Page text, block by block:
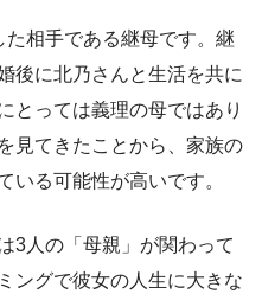
相手である継母です。継
後に北乃さんと生活を共に
とっては義理の母ではあり
見てきたことから、家族の
いる可能性が高いです。
3人の「母親」が関わって
ングで彼女の人生に大きな